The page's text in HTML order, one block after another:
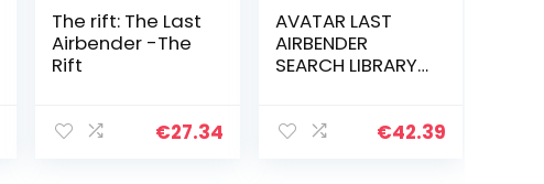
The rift: The Last
Airbender -The
Rift
€27.34
AVATAR LAST
AIRBENDER
SEARCH LIBRARY
Search Library
€42.39